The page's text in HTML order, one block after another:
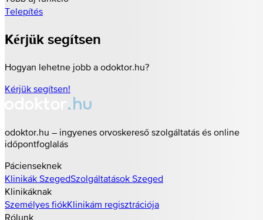
Telepítés
Kérjük segítsen
Hogyan lehetne jobb a odoktor.hu?
Kérjük segítsen!
odoktor.hu – ingyenes orvoskereső szolgáltatás és online
időpontfoglalás
Pácienseknek
Klinikák SzegedSzolgáltatások Szeged
Klinikáknak
Személyes fiókKlinikám regisztrációja
Rólunk